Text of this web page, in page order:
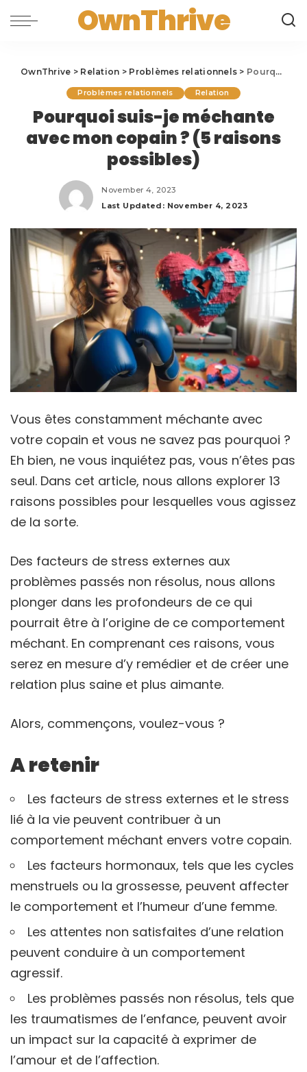
OwnThrive
OwnThrive > Relation > Problèmes relationnels > Pourquoi suis-je méchante avec mon copain ? (5 raisons possibles)
Problèmes relationnels Relation
Pourquoi suis-je méchante
avec mon copain ? (5 raisons
possibles)
November 4, 2023
Last Updated: November 4, 2023
Vous êtes constamment méchante avec
votre copain et vous ne savez pas pourquoi ?
Eh bien, ne vous inquiétez pas, vous n’êtes pas
seul. Dans cet article, nous allons explorer 13
raisons possibles pour lesquelles vous agissez
de la sorte.
Des facteurs de stress externes aux
problèmes passés non résolus, nous allons
plonger dans les profondeurs de ce qui
pourrait être à l’origine de ce comportement
méchant. En comprenant ces raisons, vous
serez en mesure d’y remédier et de créer une
relation plus saine et plus aimante.
Alors, commençons, voulez-vous ?
A retenir
Les facteurs de stress externes et le stress
lié à la vie peuvent contribuer à un
comportement méchant envers votre copain.
Les facteurs hormonaux, tels que les cycles
menstruels ou la grossesse, peuvent affecter
le comportement et l’humeur d’une femme.
Les attentes non satisfaites d’une relation
peuvent conduire à un comportement
agressif.
Les problèmes passés non résolus, tels que
les traumatismes de l’enfance, peuvent avoir
un impact sur la capacité à exprimer de
l’amour et de l’affection.